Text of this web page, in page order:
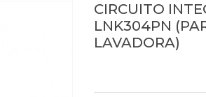
CIRCUITO
LNK304PN
LAVADORA)